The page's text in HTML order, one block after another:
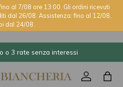
al 7/08 ore 13:00. Gli ordini ricevuti
dal 26/08. Assistenza: fino al 12/08,
dal 24/08.
⭐ 2600+ recensioni Trustpilot
Accedi